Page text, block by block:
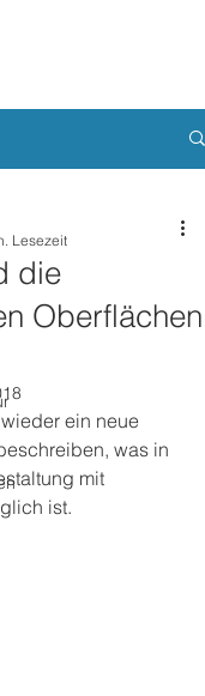
die
Oberflächen
Lesezeit
ein neue
was in
mit
ist.